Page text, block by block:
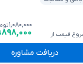
قیمت از
۱,۰۸۰,۰۰۰
۸۹۸,۰۰۰
دریافت مشاوره